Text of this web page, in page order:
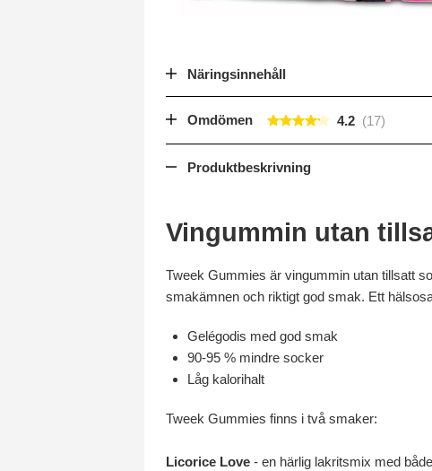
Näringsinnehåll
Omdömen 4.2
Produktbeskrivning
Vingummin utan
Tweek Gummies är vingummin utan tillsatt
smakämnen och riktigt god smak. Ett
Gelégodis med god smak
90-95 % mindre socker
Låg kalorihalt
Tweek Gummies finns i två smaker:
Licorice Love - en härlig lakritsmix med